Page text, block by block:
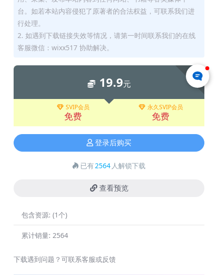
台。如若本站内容侵犯了原著者的合法权益，可联系我们进
行处理。
2. 如遇到下载链接失效等情况，请第一时间联系我们的在线
客服微信：wixx517 协助解决。
下载
19.9元
SVIP会员
免费
永久SVIP会员
免费
登录后购买
已有2564 人解锁下载
查看预览
包含资源: (1个)
累计销量: 2564
下载遇到问题？可联系客服或反馈